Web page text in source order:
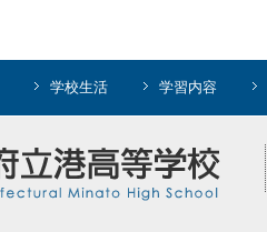
学校生活 学習内容